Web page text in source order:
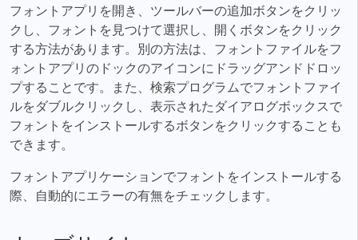
フォントアプリを開き、ツールバーの追加ボタンをクリッ
クし、フォントを見つけて選択し、開くボタンをクリック
する方法があります。別の方法は、フォントファイルをフ
ォントアプリのドックのアイコンにドラッグアンドドロッ
プすることです。また、検索プログラムでフォントファイ
ルをダブルクリックし、表示されたダイアログボックスで
フォントをインストールするボタンをクリックすることも
できます。
フォントアプリケーションでフォントをインストールする
際、自動的にエラーの有無をチェックします。